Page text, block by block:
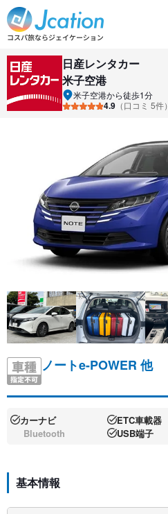
日産レンタカー
米子空港
米子空港から徒歩1分
4.9 （口コミ 5件）
ノートe-POWER 他
カーナビ ETC車載器
Bluetooth
USB端子
基本情報